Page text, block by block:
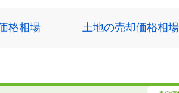
格相場 土地の売却価格相場